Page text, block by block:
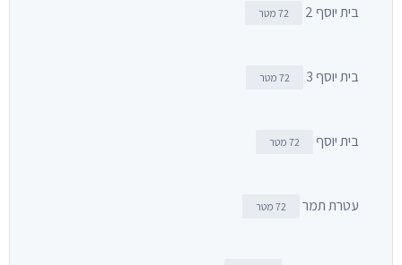
בית יוסף 2 72 מטר
בית יוסף 3 72 מטר
בית יוסף 72 מטר
עטרת תמר 72 מטר